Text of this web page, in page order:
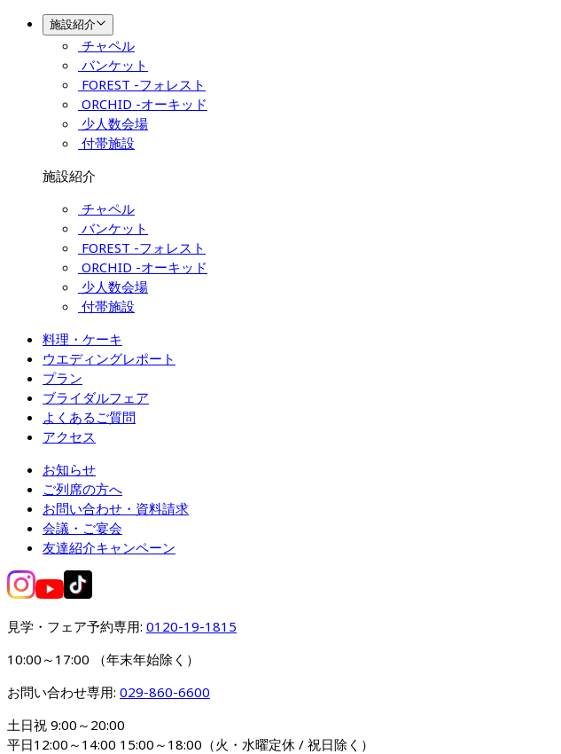
施設紹介
チャペル
バンケット
FOREST -フォレスト
ORCHID -オーキッド
少人数会場
付帯施設
施設紹介
チャペル
バンケット
FOREST -フォレスト
ORCHID -オーキッド
少人数会場
付帯施設
料理・ケーキ
ウエディングレポート
プラン
ブライダルフェア
よくあるご質問
アクセス
お知らせ
ご列席の方へ
お問い合わせ・資料請求
会議・ご宴会
友達紹介キャンペーン
見学・フェア予約専用: 0120-19-1815
10:00～17:00 （年末年始除く）
お問い合わせ専用: 029-860-6600
土日祝 9:00～20:00
平日12:00～14:00 15:00～18:00（火・水曜定休 / 祝日除く）